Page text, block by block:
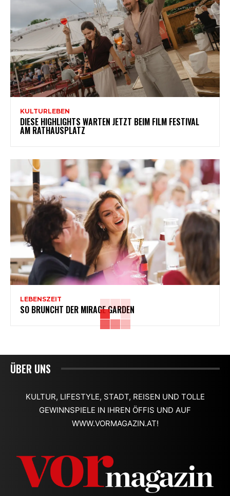
KULTURLEBEN
DIESE HIGHLIGHTS WARTEN JETZT BEIM FILM FESTIVAL
AM RATHAUSPLATZ
LEBENSZEIT
SO BRUNCHT DER MIRAGE GARDEN